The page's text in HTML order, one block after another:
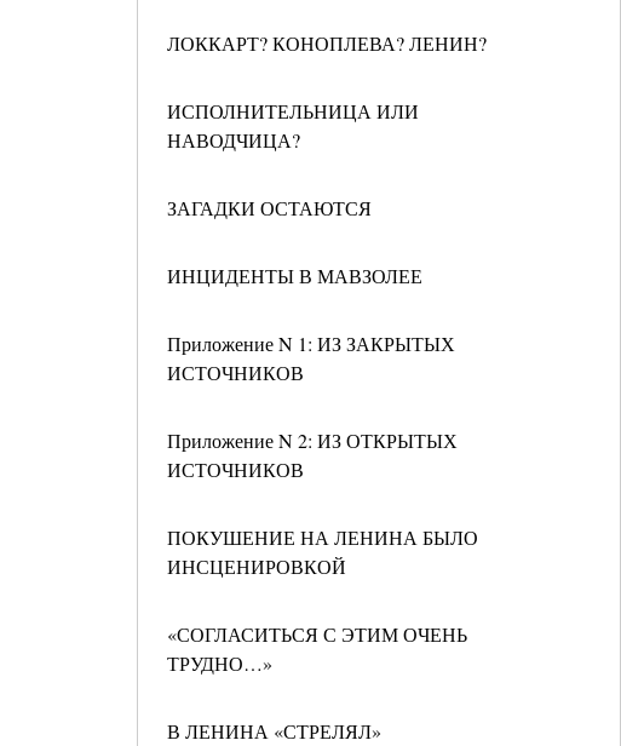
ЛОККАРТ? КОНОПЛЕВА? ЛЕНИН?
ИСПОЛНИТЕЛЬНИЦА ИЛИ
НАВОДЧИЦА?
ЗАГАДКИ ОСТАЮТСЯ
ИНЦИДЕНТЫ В МАВЗОЛЕЕ
Приложение N 1: ИЗ ЗАКРЫТЫХ
ИСТОЧНИКОВ
Приложение N 2: ИЗ ОТКРЫТЫХ
ИСТОЧНИКОВ
ПОКУШЕНИЕ НА ЛЕНИНА БЫЛО
ИНСЦЕНИРОВКОЙ
«СОГЛАСИТЬСЯ С ЭТИМ ОЧЕНЬ
ТРУДНО…»
В ЛЕНИНА «СТРЕЛЯЛ»